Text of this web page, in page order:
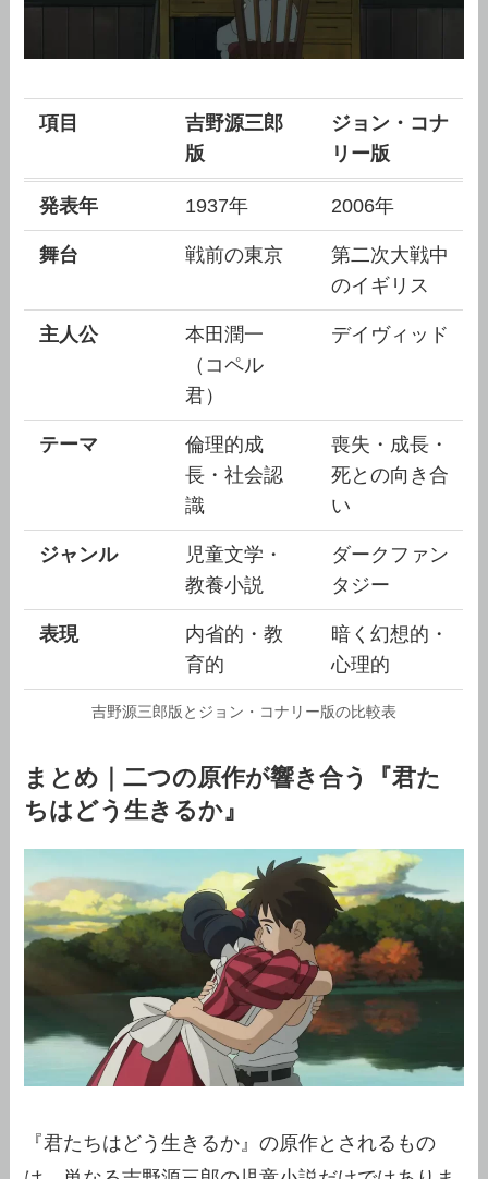
項目
吉野源三郎
版
ジョン・コナ
リー版
発表年 1937年 2006年
舞台 戦前の東京
第二次大戦中
のイギリス
主人公
本田潤一
（コペル
君）
デイヴィッド
テーマ
倫理的成
長・社会認
識
喪失・成長・
死との向き合
い
ジャンル
児童文学・
教養小説
ダークファン
タジー
表現
内省的・教
育的
暗く幻想的・
心理的
吉野源三郎版とジョン・コナリー版の比較表
まとめ｜二つの原作が響き合う『君た
ちはどう生きるか』
『君たちはどう生きるか』の原作とされるもの